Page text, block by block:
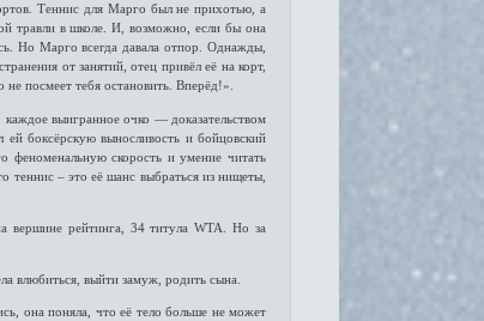
Теннис для Марго был не прихотью, а
травли в школе. И, возможно, если бы она
Но Марго всегда давала отпор. Однажды,
от занятий, отец привёл её на корт,
посмеет тебя остановить. Вперёд!».
выигранное очко — доказательством
боксёрскую выносливость и бойцовский
феноменальную скорость и умение читать
теннис – это её шанс выбраться из нищеты,
вершине рейтинга, 34 титула WTA. Но за
влюбиться, выйти замуж, родить сына.
она поняла, что её тело больше не может